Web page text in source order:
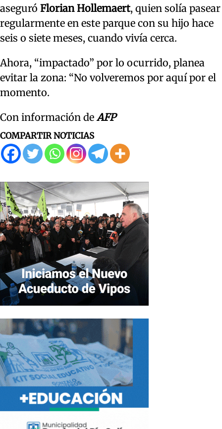
aseguró Florian Hollemaert, quien solía pasear
regularmente en este parque con su hijo hace
seis o siete meses, cuando vivía cerca.
Ahora, “impactado” por lo ocurrido, planea
evitar la zona: “No volveremos por aquí por el
momento.
Con información de AFP
COMPARTIR NOTICIAS